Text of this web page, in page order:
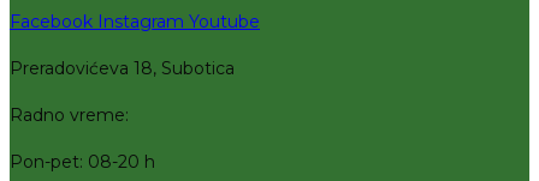
Facebook Instagram Youtube
Preradovićeva 18, Subotica
Radno vreme:
Pon-pet: 08-20 h